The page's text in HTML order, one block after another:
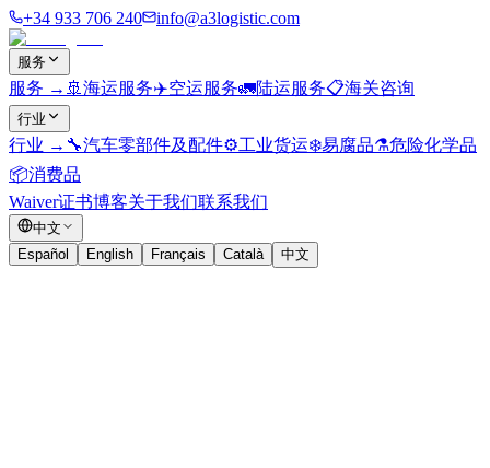
+34 933 706 240 info@a3logistic.com
服务
服务 → 🚢 海运服务✈️空运服务🚛陆运服务📋海关咨询
行业
行业 → 🔧汽车零部件及配件⚙️工业货运❄️易腐品⚗️危险化学品
📦消费品
Waiver证书博客关于我们联系我们
中文
Español
English Français Català 中文